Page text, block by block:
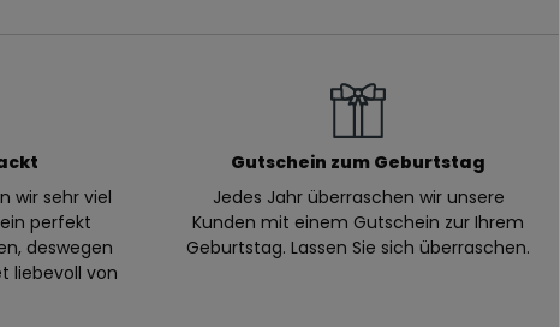
wir sehr viel
perfekt
deswegen
liebevoll von
Gutschein zum Geburtstag
Jedes Jahr überraschen wir unsere
Kunden mit einem Gutschein zur Ihrem
Geburtstag. Lassen Sie sich überraschen.